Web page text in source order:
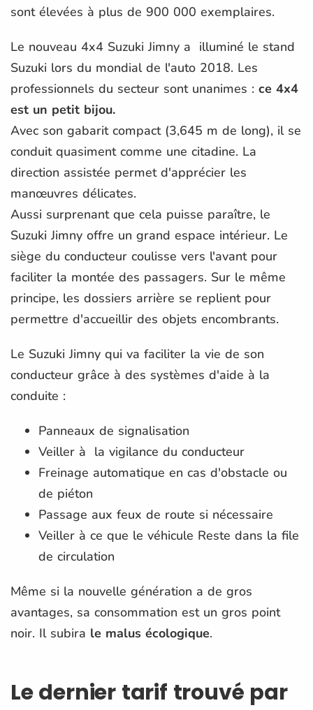
sont élevées à plus de 900 000 exemplaires.
Le nouveau 4x4 Suzuki Jimny a illuminé le stand
Suzuki lors du mondial de l'auto 2018. Les
professionnels du secteur sont unanimes : ce 4x4
est un petit bijou.
Avec son gabarit compact (3,645 m de long), il se
conduit quasiment comme une citadine. La
direction assistée permet d'apprécier les
manœuvres délicates.
Aussi surprenant que cela puisse paraître, le
Suzuki Jimny offre un grand espace intérieur. Le
siège du conducteur coulisse vers l'avant pour
faciliter la montée des passagers. Sur le même
principe, les dossiers arrière se replient pour
permettre d'accueillir des objets encombrants.
Le Suzuki Jimny qui va faciliter la vie de son
conducteur grâce à des systèmes d'aide à la
conduite :
Panneaux de signalisation
Veiller à la vigilance du conducteur
Freinage automatique en cas d'obstacle ou
de piéton
Passage aux feux de route si nécessaire
Veiller à ce que le véhicule Reste dans la file
de circulation
Même si la nouvelle génération a de gros
avantages, sa consommation est un gros point
noir. Il subira le malus écologique.
Le dernier tarif trouvé par